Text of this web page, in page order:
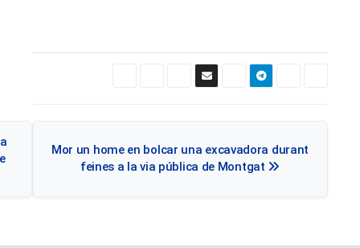
d'entradesMor un home en bolcar una excavadora durant
feines a la via pública de Montgat